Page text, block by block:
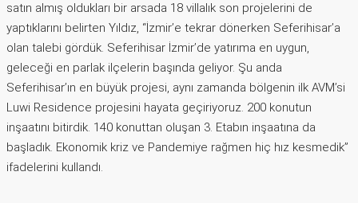
satın almış oldukları bir arsada 18 villalık son projelerini de
yaptıklarını belirten Yıldız, “İzmir’e tekrar dönerken Seferihisar’a
olan talebi gördük. Seferihisar İzmir’de yatırıma en uygun,
geleceği en parlak ilçelerin başında geliyor. Şu anda
Seferihisar’ın en büyük projesi, aynı zamanda bölgenin ilk AVM’si
Luwi Residence projesini hayata geçiriyoruz. 200 konutun
inşaatını bitirdik. 140 konuttan oluşan 3. Etabın inşaatına da
başladık. Ekonomik kriz ve Pandemiye rağmen hiç hız kesmedik”
ifadelerini kullandı.